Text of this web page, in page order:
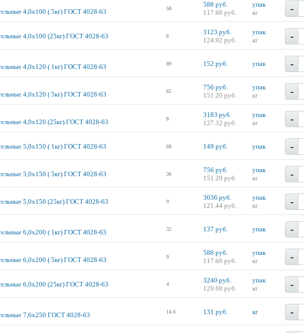
4,0х100 ( 5кг) ГОСТ 4028-63 58
588 руб.
117.60 руб.
упак
кг
-
4,0х100 (25кг) ГОСТ 4028-63 6
3123 руб.
124.92 руб.
упак
кг
-
4,0х120 ( 1кг) ГОСТ 4028-63 89 152 руб. упак -
4,0х120 ( 5кг) ГОСТ 4028-63 65
756 руб.
151.20 руб.
упак
кг
-
4,0х120 (25кг) ГОСТ 4028-63 8
3183 руб.
127.32 руб.
упак
кг
-
5,0х150 ( 1кг) ГОСТ 4028-63 68 149 руб. упак -
5,0х150 ( 5кг) ГОСТ 4028-63 36
756 руб.
151.20 руб.
упак
кг
-
5,0х150 (25кг) ГОСТ 4028-63 9
3036 руб.
121.44 руб.
упак
кг
-
6,0х200 ( 1кг) ГОСТ 4028-63 32 137 руб. упак -
6,0х200 ( 5кг) ГОСТ 4028-63 9
588 руб.
117.60 руб.
упак
кг
-
6,0х200 (25кг) ГОСТ 4028-63 4
3240 руб.
129.60 руб.
упак
кг
-
7,6х250 ГОСТ 4028-63 14.6 131 руб. кг -